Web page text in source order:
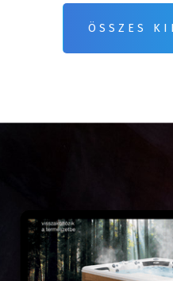
ÖSSZES